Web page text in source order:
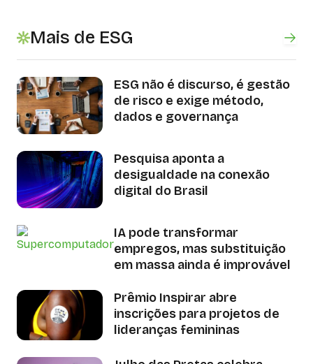
Mais de ESG
ESG não é discurso, é gestão
de risco e exige método,
dados e governança
Pesquisa aponta a
desigualdade na conexão
digital do Brasil
IA pode transformar
empregos, mas substituição
em massa ainda é improvável
Prêmio Inspirar abre
inscrições para projetos de
lideranças femininas